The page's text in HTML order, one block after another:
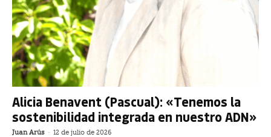
Alicia Benavent (Pascual): «Tenemos la
sostenibilidad integrada en nuestro ADN»
Juan Arús - 12 de julio de 2026